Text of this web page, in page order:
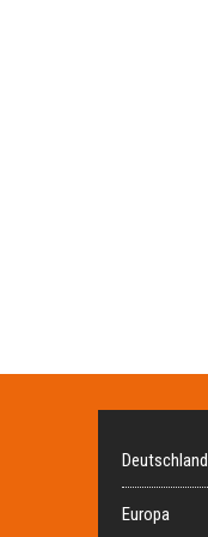
Deutschland
Europa